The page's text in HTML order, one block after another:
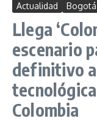
Actualidad Bogotá
Llega
escenario
definitivo
Colombia